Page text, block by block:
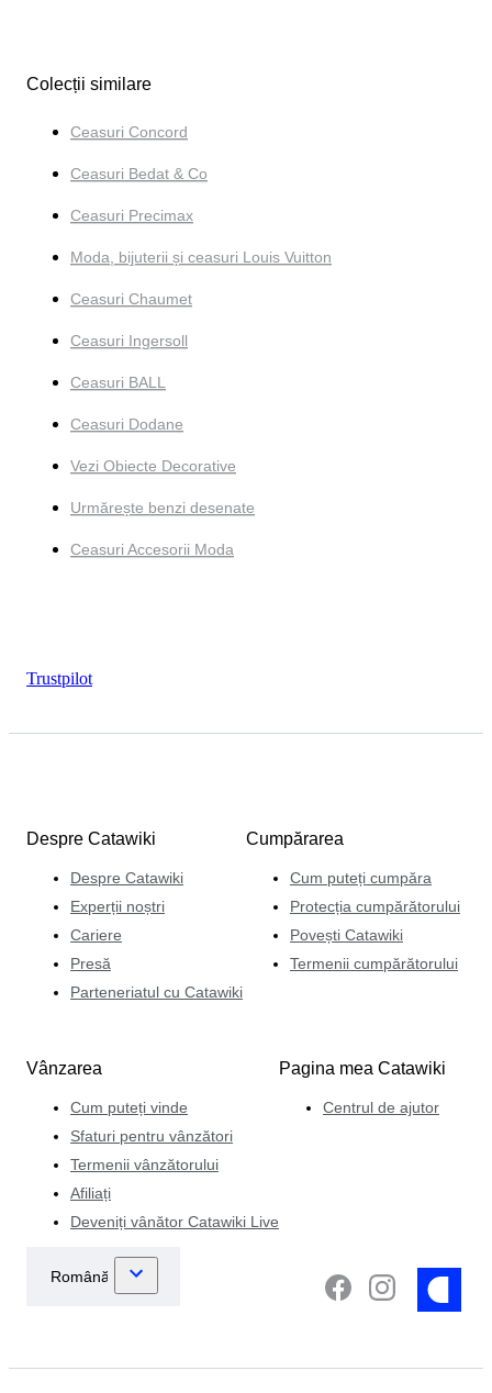
Colecții similare
Ceasuri Concord
Ceasuri Bedat & Co
Ceasuri Precimax
Moda, bijuterii și ceasuri Louis Vuitton
Ceasuri Chaumet
Ceasuri Ingersoll
Ceasuri BALL
Ceasuri Dodane
Vezi Obiecte Decorative
Urmărește benzi desenate
Ceasuri Accesorii Moda
Trustpilot
Despre Catawiki
Despre Catawiki
Experții noștri
Cariere
Presă
Parteneriatul cu Catawiki
Cumpărarea
Cum puteți cumpăra
Protecția cumpărătorului
Povești Catawiki
Termenii cumpărătorului
Vânzarea
Cum puteți vinde
Sfaturi pentru vânzători
Termenii vânzătorului
Afiliați
Deveniți vânător Catawiki Live
Pagina mea Catawiki
Centrul de ajutor